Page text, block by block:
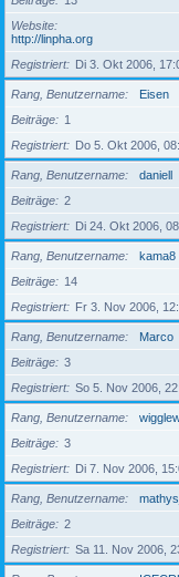
Website
http://linpha.org
Registriert
Di 3. Okt 2006,
Rang, Benutzername
Eisen
Beiträge
1
Registriert
Do 5. Okt 2006,
Rang, Benutzername
daniell
Beiträge
2
Registriert
Di 24. Okt 2006,
Rang, Benutzername
kama8
Beiträge
14
Registriert
Fr 3. Nov 2006,
Rang, Benutzername
Marco
Beiträge
3
Registriert
So 5. Nov 2006,
Rang, Benutzername
Beiträge
3
Registriert
Di 7. Nov 2006,
Rang, Benutzername
Beiträge
2
Registriert
Sa 11. Nov 2006,